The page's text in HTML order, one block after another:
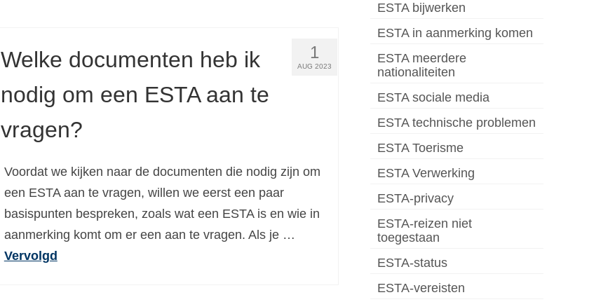
1
AUG 2023
Welke documenten heb ik
nodig om een ESTA aan te
vragen?
Voordat we kijken naar de documenten die nodig zijn om
een ESTA aan te vragen, willen we eerst een paar
basispunten bespreken, zoals wat een ESTA is en wie in
aanmerking komt om er een aan te vragen. Als je …
Vervolgd
ESTA bijwerken
ESTA in aanmerking komen
ESTA meerdere
nationaliteiten
ESTA sociale media
ESTA technische problemen
ESTA Toerisme
ESTA Verwerking
ESTA-privacy
ESTA-reizen niet
toegestaan
ESTA-status
ESTA-vereisten